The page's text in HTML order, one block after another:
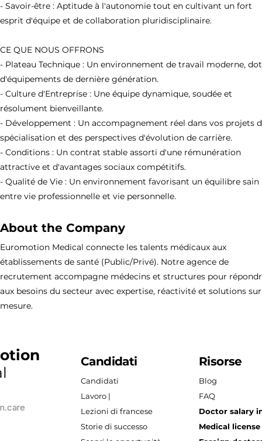
- Savoir-être : Aptitude à l'autonomie tout en cultivant un fort
esprit d'équipe et de collaboration pluridisciplinaire.
CE QUE NOUS OFFRONS
- Plateau Technique : Un environnement de travail moderne,
d'équipements de dernière génération.
- Culture d'Entreprise : Une équipe dynamique, soudée et
résolument bienveillante.
- Développement : Un accompagnement réel dans vos projets
spécialisation et des perspectives d'évolution de carrière.
- Conditions : Un contrat stable assorti d'une rémunération
attractive et d'avantages sociaux compétitifs.
- Qualité de Vie : Un environnement favorisant un équilibre sain
entre vie professionnelle et vie personnelle.
About the Company
Euromotion Medical connecte les talents médicaux aux
établissements de santé (Public/Privé). Notre agence de
recrutement accompagne médecins et structures pour
aux besoins du secteur avec expertise, réactivité et solutions sur
mesure.
Candidati
Candidati
Lavoro |
Lezioni di francese
Storie di successo
Risorse
Blog
FAQ
Doctor salary
Medical